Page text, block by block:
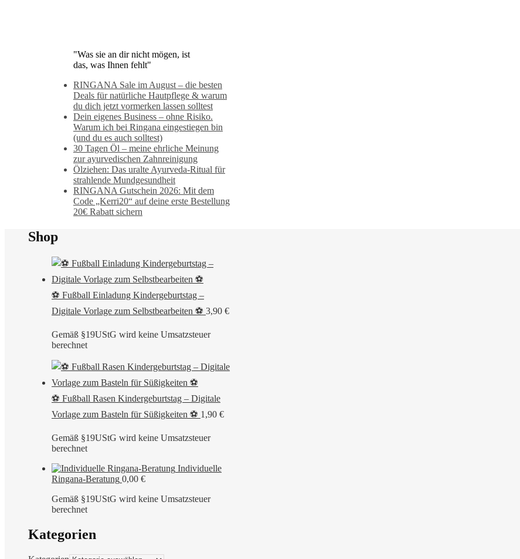
"Was sie an dir nicht mögen, ist
das, was Ihnen fehlt"
RINGANA Sale im August – die besten
Deals für natürliche Hautpflege & warum
du dich jetzt vormerken lassen solltest
Dein eigenes Business – ohne Risiko.
Warum ich bei Ringana eingestiegen bin
(und du es auch solltest)
30 Tagen Öl – meine ehrliche Meinung
zur ayurvedischen Zahnreinigung
Ölziehen: Das uralte Ayurveda-Ritual für
strahlende Mundgesundheit
RINGANA Gutschein 2026: Mit dem
Code „Kerri20“ auf deine erste Bestellung
20€ Rabatt sichern
Shop
⚽ Fußball Einladung Kindergeburtstag –
Digitale Vorlage zum Selbstbearbeiten ⚽ 3,90 €
Gemäß §19UStG wird keine Umsatzsteuer
berechnet
⚽ Fußball Rasen Kindergeburtstag – Digitale
Vorlage zum Basteln für Süßigkeiten ⚽ 1,90 €
Gemäß §19UStG wird keine Umsatzsteuer
berechnet
Individuelle
Ringana-Beratung 0,00 €
Gemäß §19UStG wird keine Umsatzsteuer
berechnet
Kategorien